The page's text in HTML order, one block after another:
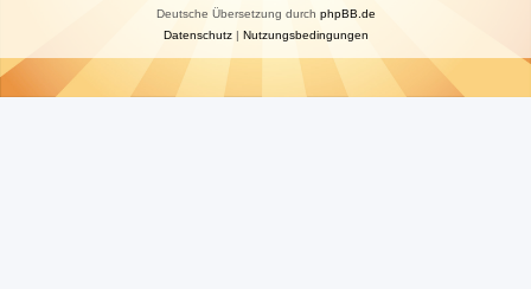
Deutsche Übersetzung durch phpBB.de
Datenschutz| Nutzungsbedingungen